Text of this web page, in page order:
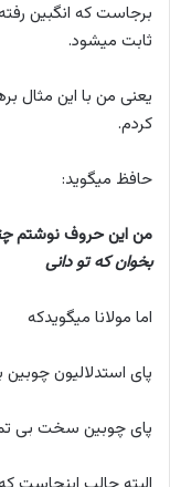
برجاست که انگبین
ثابت میشود.
یعنی من با این مثال
کردم.
حافظ میگوید:
من این حروف نوشتم
بخوان که تو دانی
اما مولانا میگویدکه
پای استدلالیون چوبین
پای چوبین سخت بی